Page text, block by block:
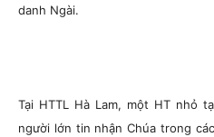
danh Ngài.
Tại HTTL Hà Lam, một HT nhỏ
người lớn tin nhận Chúa trong